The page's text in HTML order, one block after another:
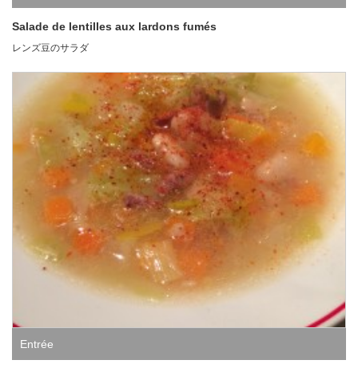
Salade de lentilles aux lardons fumés
レンズ豆のサラダ
Entrée